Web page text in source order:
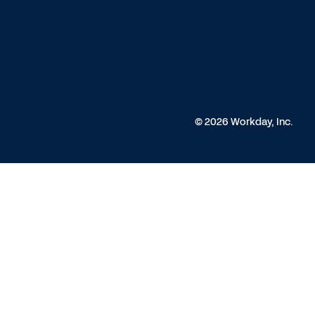
© 2026 Workday, Inc.